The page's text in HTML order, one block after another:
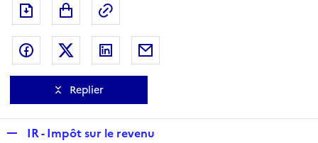
Exporter le document au format pdf
Partager sur Facebook
Partager sur Twitter
Partager sur LinkedIn
Replier
IR - Impôt sur le revenu